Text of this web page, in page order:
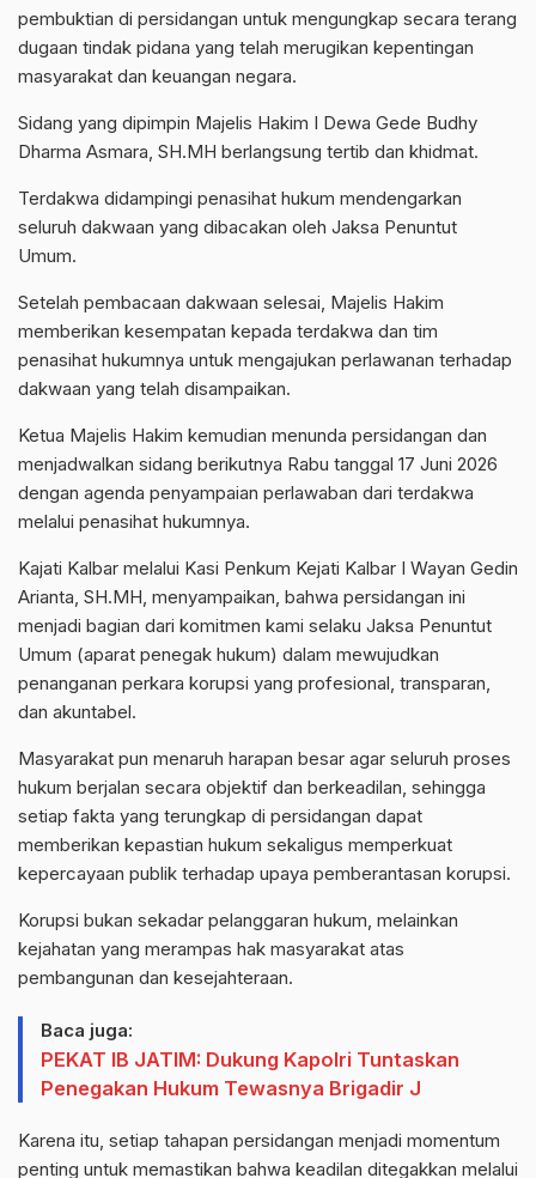
pembuktian di persidangan untuk mengungkap secara terang
dugaan tindak pidana yang telah merugikan kepentingan
masyarakat dan keuangan negara.
Sidang yang dipimpin Majelis Hakim I Dewa Gede Budhy
Dharma Asmara, SH.MH berlangsung tertib dan khidmat.
Terdakwa didampingi penasihat hukum mendengarkan
seluruh dakwaan yang dibacakan oleh Jaksa Penuntut
Umum.
Setelah pembacaan dakwaan selesai, Majelis Hakim
memberikan kesempatan kepada terdakwa dan tim
penasihat hukumnya untuk mengajukan perlawanan terhadap
dakwaan yang telah disampaikan.
Ketua Majelis Hakim kemudian menunda persidangan dan
menjadwalkan sidang berikutnya Rabu tanggal 17 Juni 2026
dengan agenda penyampaian perlawaban dari terdakwa
melalui penasihat hukumnya.
Kajati Kalbar melalui Kasi Penkum Kejati Kalbar I Wayan Gedin
Arianta, SH.MH, menyampaikan, bahwa persidangan ini
menjadi bagian dari komitmen kami selaku Jaksa Penuntut
Umum (aparat penegak hukum) dalam mewujudkan
penanganan perkara korupsi yang profesional, transparan,
dan akuntabel.
Masyarakat pun menaruh harapan besar agar seluruh proses
hukum berjalan secara objektif dan berkeadilan, sehingga
setiap fakta yang terungkap di persidangan dapat
memberikan kepastian hukum sekaligus memperkuat
kepercayaan publik terhadap upaya pemberantasan korupsi.
Korupsi bukan sekadar pelanggaran hukum, melainkan
kejahatan yang merampas hak masyarakat atas
pembangunan dan kesejahteraan.
Baca juga:
PEKAT IB JATIM: Dukung Kapolri Tuntaskan
Penegakan Hukum Tewasnya Brigadir J
Karena itu, setiap tahapan persidangan menjadi momentum
penting untuk memastikan bahwa keadilan ditegakkan melalui